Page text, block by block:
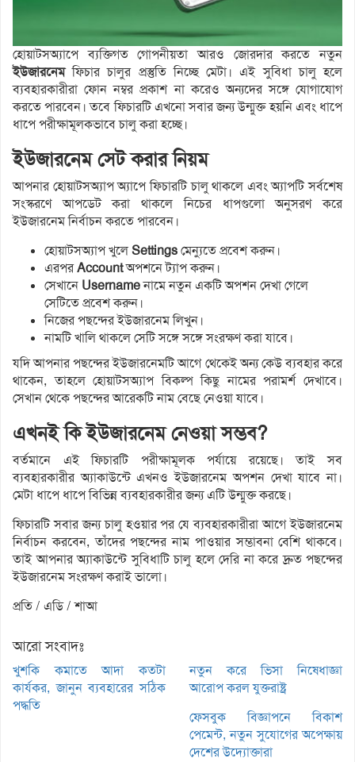
হোয়াটসঅ্যাপে ব্যক্তিগত গোপনীয়তা আরও জোরদার করতে নতুন
ইউজারনেমফিচার চালুর প্রস্তুতি নিচ্ছে মেটা। এই সুবিধা চালু হলে
ব্যবহারকারীরা ফোন নম্বর প্রকাশ না করেও অন্যদের সঙ্গে যোগাযোগ
করতে পারবেন। তবে ফিচারটি এখনো সবার জন্য উন্মুক্ত হয়নি এবং ধাপে
ধাপে পরীক্ষামূলকভাবে চালু করা হচ্ছে।
ইউজারনেম সেট করার নিয়ম
আপনার হোয়াটসঅ্যাপ অ্যাপে ফিচারটি চালু থাকলে এবং অ্যাপটি সর্বশেষ
সংস্করণে আপডেট করা থাকলে নিচের ধাপগুলো অনুসরণ করে
ইউজারনেম নির্বাচন করতে পারবেন।
হোয়াটসঅ্যাপ খুলেSettingsমেন্যুতে প্রবেশ করুন।
এরপরAccountঅপশনে ট্যাপ করুন।
সেখানে Usernameনামে নতুন একটি অপশন দেখা গেলে
সেটিতে প্রবেশ করুন।
নিজের পছন্দের ইউজারনেম লিখুন।
নামটি খালি থাকলে সেটি সঙ্গে সঙ্গে সংরক্ষণ করা যাবে।
যদি আপনার পছন্দের ইউজারনেমটি আগে থেকেই অন্য কেউ ব্যবহার করে
থাকেন, তাহলে হোয়াটসঅ্যাপ বিকল্প কিছু নামের পরামর্শ দেখাবে।
সেখান থেকে পছন্দের আরেকটি নাম বেছে নেওয়া যাবে।
এখনই কি ইউজারনেম নেওয়া সম্ভব?
বর্তমানে এই ফিচারটি পরীক্ষামূলক পর্যায়ে রয়েছে। তাই সব
ব্যবহারকারীর অ্যাকাউন্টে এখনও ইউজারনেম অপশন দেখা যাবে না।
মেটা ধাপে ধাপে বিভিন্ন ব্যবহারকারীর জন্য এটি উন্মুক্ত করছে।
ফিচারটি সবার জন্য চালু হওয়ার পর যে ব্যবহারকারীরা আগে ইউজারনেম
নির্বাচন করবেন, তাঁদের পছন্দের নাম পাওয়ার সম্ভাবনা বেশি থাকবে।
তাই আপনার অ্যাকাউন্টে সুবিধাটি চালু হলে দেরি না করে দ্রুত পছন্দের
ইউজারনেম সংরক্ষণ করাই ভালো।
প্রতি / এডি / শাআ
আরো সংবাদঃ
খুশকি কমাতে আদা কতটা
কার্যকর, জানুন ব্যবহারের সঠিক
পদ্ধতি
নতুন করে ভিসা নিষেধাজ্ঞা
আরোপ করল যুক্তরাষ্ট্র
ফেসবুক বিজ্ঞাপনে বিকাশ
পেমেন্ট, নতুন সুযোগের অপেক্ষায়
দেশের উদ্যোক্তারা